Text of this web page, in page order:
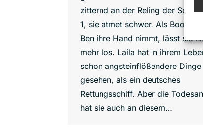
zitternd an der Reling der Sea-
1, sie atmet schwer. Als
Ben ihre Hand nimmt, lässt sie
mehr los. Laila hat in ihrem
schon angsteinflößendere Dinge
gesehen, als ein deutsches
Rettungsschiff. Aber die
hat sie auch an diesem…